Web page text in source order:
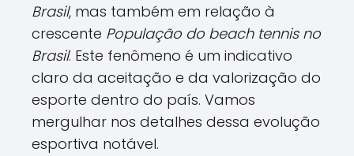
Brasil, mas também em relação à
crescente População do beach tennis no
Brasil. Este fenômeno é um indicativo
claro da aceitação e da valorização do
esporte dentro do país. Vamos
mergulhar nos detalhes dessa evolução
esportiva notável.